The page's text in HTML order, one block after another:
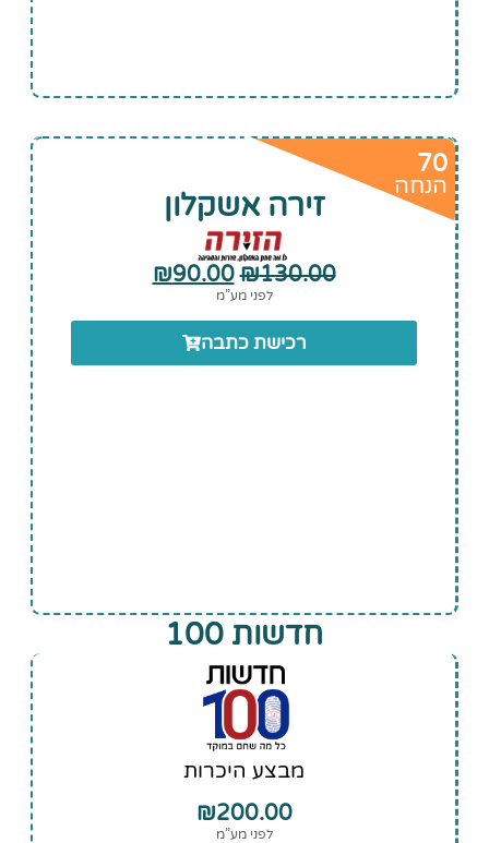
70
הנחה
זירה אשקלון
₪130.00
₪90.00
לפני מע”מ
רכישת כתבה
חדשות 100
מבצע היכרות
₪200.00
לפני מע”מ